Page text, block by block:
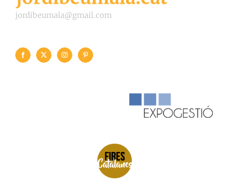
jordibeumala@gmail.com